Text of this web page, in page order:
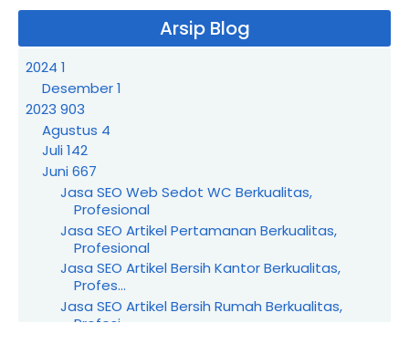
Arsip Blog
2024 1
Desember1
2023 903
Agustus 4
Juli142
Juni667
Jasa SEO Web Sedot WC Berkualitas,
Profesional
Jasa SEO Artikel Pertamanan Berkualitas,
Profesional
Jasa SEO Artikel Bersih Kantor Berkualitas,
Profes...
Jasa SEO Artikel Bersih Rumah Berkualitas,
Profesi...